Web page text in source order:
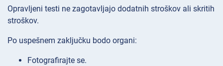
Opravljeni testi ne zagotavljajo dodatnih stroškov ali skritih
stroškov.
Po uspešnem zaključku bodo organi:
Fotografirajte se.